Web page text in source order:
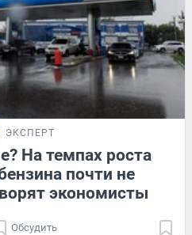
ЭКСПЕРТ
На темпах роста
почти не
экономисты
Обсудить